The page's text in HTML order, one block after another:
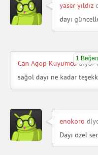
yaser yıldız
dayı
1
Can Agop Kuyumcudiyor
sağol dayı ne kadar
enokoro
Dayı özel